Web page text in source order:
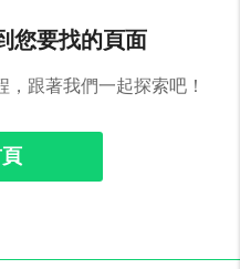
您要找的頁面
跟著我們一起探索吧！